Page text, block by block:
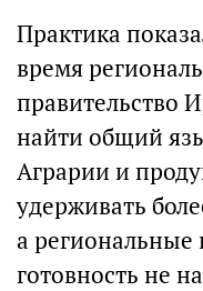
Практика
время
правительство
найти общий
Аграрии и
удерживать
а региональные
готовность не